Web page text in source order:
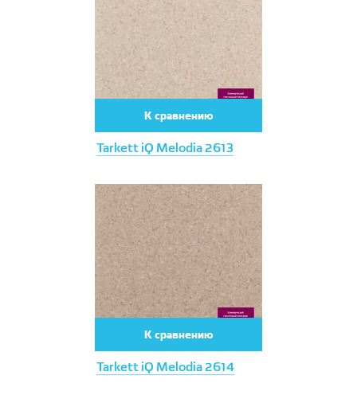
Tarkett iQ Melodia 2613
К сравнению
Tarkett iQ Melodia 2614
К сравнению